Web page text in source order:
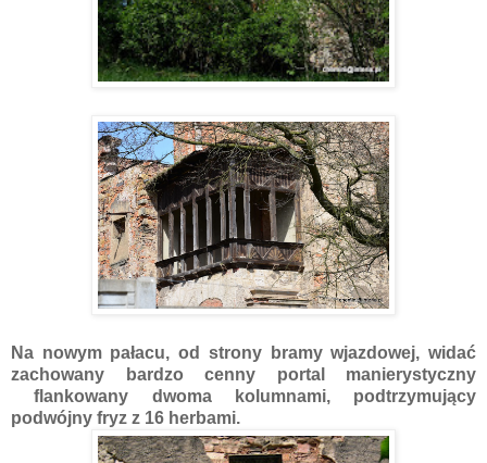
Na nowym pałacu, od strony bramy wjazdowej, widać
zachowany bardzo cenny portal manierystyczny
flankowany dwoma kolumnami, podtrzymujący
podwójny fryz z 16 herbami.